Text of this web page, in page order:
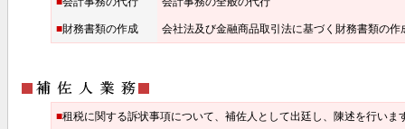
■財務書類の作成 会社法及び金融商品取引法に基づく財務書類の作
■租税に関する訴状事項について、補佐人として出廷し、陳述を行いま